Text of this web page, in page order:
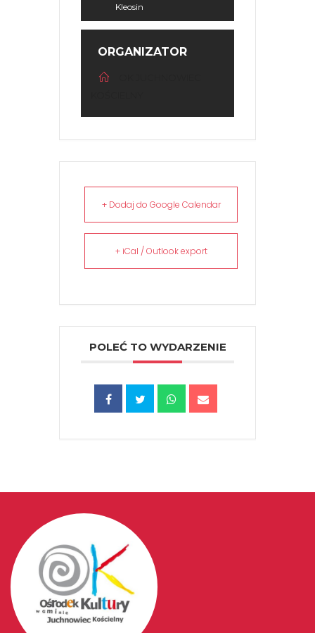
Kleosin
ORGANIZATOR
+ Dodaj do Google Calendar
+ iCal / Outlook export
POLEĆ TO WYDARZENIE